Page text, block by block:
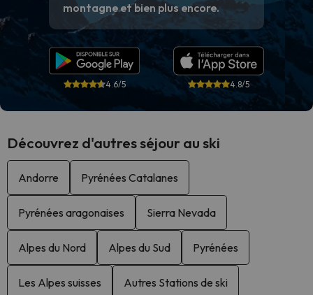
montagne et bien plus encore.
4.6/5 4.8/5
Découvrez d'autres séjour au ski
Andorre Pyrénées Catalanes
Pyrénées aragonaises Sierra Nevada
Alpes du Nord Alpes du Sud Pyrénées
Les Alpes suisses Autres Stations de ski